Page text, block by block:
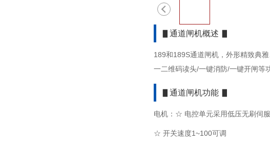
▋通道闸机概述 ▋
189和189S通道闸机，外形精致典
一二维码读头/一键消防/一键开闸等
▋通道闸机功能 ▋
电机：☆ 电控单元采用低压无刷伺
☆ 开关速度1~100可调